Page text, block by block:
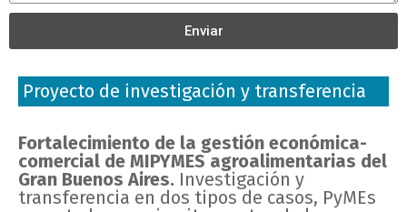
Enviar
Proyecto de investigación y transferencia
Fortalecimiento de la gestión económica-
comercial de MIPYMES agroalimentarias del
Gran Buenos Aires. Investigación y
transferencia en dos tipos de casos, PyMEs